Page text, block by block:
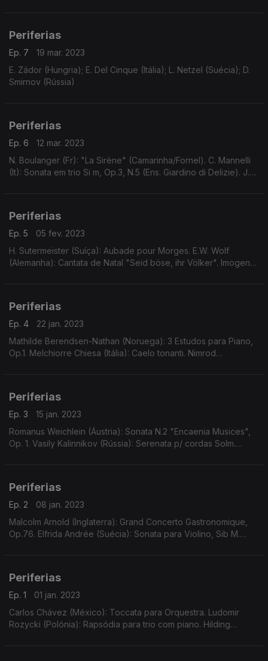
Periferias
Ep. 7
19 mar. 2023
E. Zádor (Hungria); E. Del Cinque (Itália); L. Netzel (Suécia); D.
Smirnov (Rússia)
Periferias
Ep. 6
12 mar. 2023
N. Boulanger (Fr): "La Sirène" (Camarinha/Fornel). C. Mannelli
(It): Sonata em trio Si m, Op.3, N.5 (Ens. Giardino di Delizie). J.M.
Periferias
Ep. 5
05 fev. 2023
H. Sutermeister (Suíça): Aubade pour Morges. E.W. Wolf
(Alemanha): Cantata de Natal "Seid böse, ihr Völker". Imogen
Periferias
Ep. 4
22 jan. 2023
Mathilde Berendsen-Nathan (Noruega): 3 Estudos para Piano,
Op.1. Melchiorre Chiesa (Itália): Caelo tonanti. Nimrod
Periferias
Ep. 3
15 jan. 2023
Romanus Weichlein (Áustria): Sonata N.2 "Encaenia Musices",
Op. 1. Vasily Kalinnikov (Rússia): Serenata p/ cordas Solm.
Periferias
Ep. 2
08 jan. 2023
Malcolm Arnold (Inglaterra): Grand Concerto Gastronomique,
Op.76. Elfrida Andrée (Suécia): Sonata para Violino, Sib M.
Periferias
Ep. 1
01 jan. 2023
Carlos Chávez (México): Toccata para Orquestra. Ludomir
Rozycki (Polónia): Rapsódia para trio com piano. Hilding